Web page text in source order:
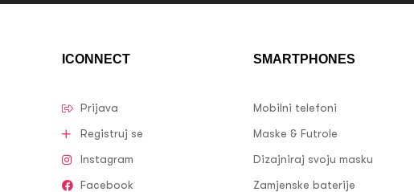
ICONNECT
Prijava
Registruj se
Instagram
Facebook
SMARTPHONES
Mobilni telefoni
Maske & Futrole
Dizajniraj svoju masku
Zamjenske baterije